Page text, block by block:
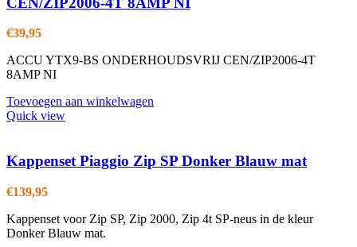
€39,95
ACCU YTX9-BS ONDERHOUDSVRIJ CEN/ZIP2006-4T
8AMP NI
Toevoegen aan winkelwagen
Quick view
Kappenset Piaggio Zip SP Donker Blauw mat
€139,95
Kappenset voor Zip SP, Zip 2000, Zip 4t SP-neus in de kleur
Donker Blauw mat.